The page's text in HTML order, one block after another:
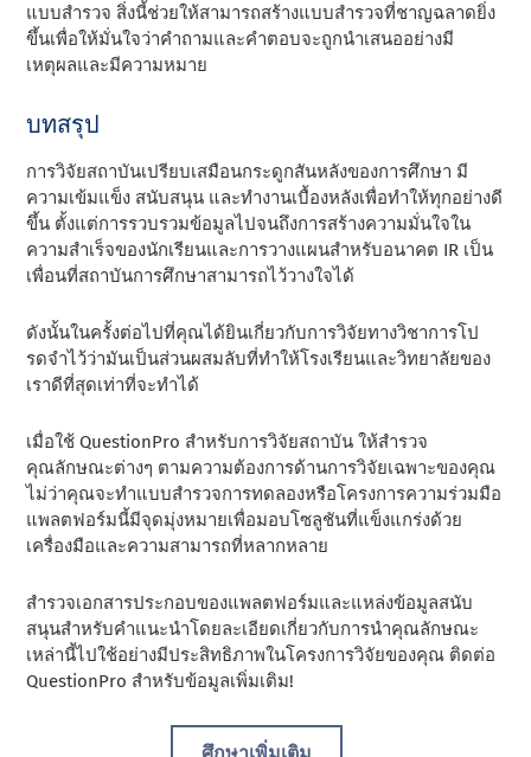
แบบสํารวจ สิ่งนี้ช่วยให้สามารถสร้างแบบสํารวจที่ชาญฉลาดยิ่ง
ขึ้นเพื่อให้มั่นใจว่าคําถามและคําตอบจะถูกนําเสนออย่างมี
เหตุผลและมีความหมาย
บทสรุป
การวิจัยสถาบันเปรียบเสมือนกระดูกสันหลังของการศึกษา มี
ความเข้มแข็ง สนับสนุน และทํางานเบื้องหลังเพื่อทําให้ทุกอย่างดี
ขึ้น ตั้งแต่การรวบรวมข้อมูลไปจนถึงการสร้างความมั่นใจใน
ความสําเร็จของนักเรียนและการวางแผนสําหรับอนาคต IR เป็น
เพื่อนที่สถาบันการศึกษาสามารถไว้วางใจได้
ดังนั้นในครั้งต่อไปที่คุณได้ยินเกี่ยวกับการวิจัยทางวิชาการโป
รดจําไว้ว่ามันเป็นส่วนผสมลับที่ทําให้โรงเรียนและวิทยาลัยของ
เราดีที่สุดเท่าที่จะทําได้
เมื่อใช้ QuestionPro สําหรับการวิจัยสถาบัน ให้สํารวจ
คุณลักษณะต่างๆ ตามความต้องการด้านการวิจัยเฉพาะของคุณ
ไม่ว่าคุณจะทําแบบสํารวจการทดลองหรือโครงการความร่วมมือ
แพลตฟอร์มนี้มีจุดมุ่งหมายเพื่อมอบโซลูชันที่แข็งแกร่งด้วย
เครื่องมือและความสามารถที่หลากหลาย
สํารวจเอกสารประกอบของแพลตฟอร์มและแหล่งข้อมูลสนับ
สนุนสําหรับคําแนะนําโดยละเอียดเกี่ยวกับการนําคุณลักษณะ
เหล่านี้ไปใช้อย่างมีประสิทธิภาพในโครงการวิจัยของคุณ ติดต่อ
QuestionPro สําหรับข้อมูลเพิ่มเติม!